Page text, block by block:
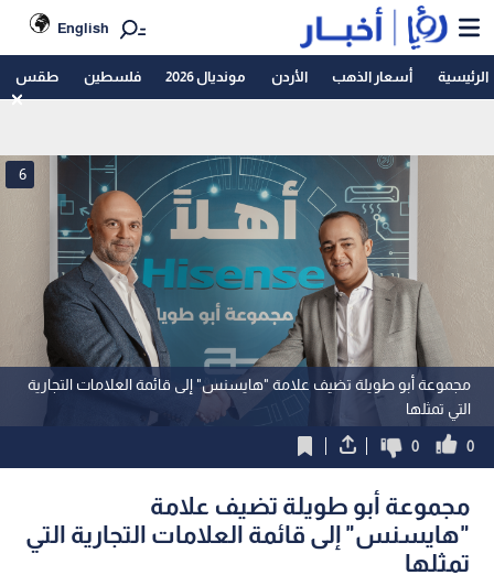
English
الرئيسية أسعار الذهب الأردن مونديال 2026 فلسطين طقس
مجموعة أبو طويلة تضيف علامة "هايسنس" إلى قائمة العلامات التجارية
التي تمثلها
6
0
0
مجموعة أبو طويلة تضيف علامة
"هايسنس" إلى قائمة العلامات التجارية التي
تمثلها